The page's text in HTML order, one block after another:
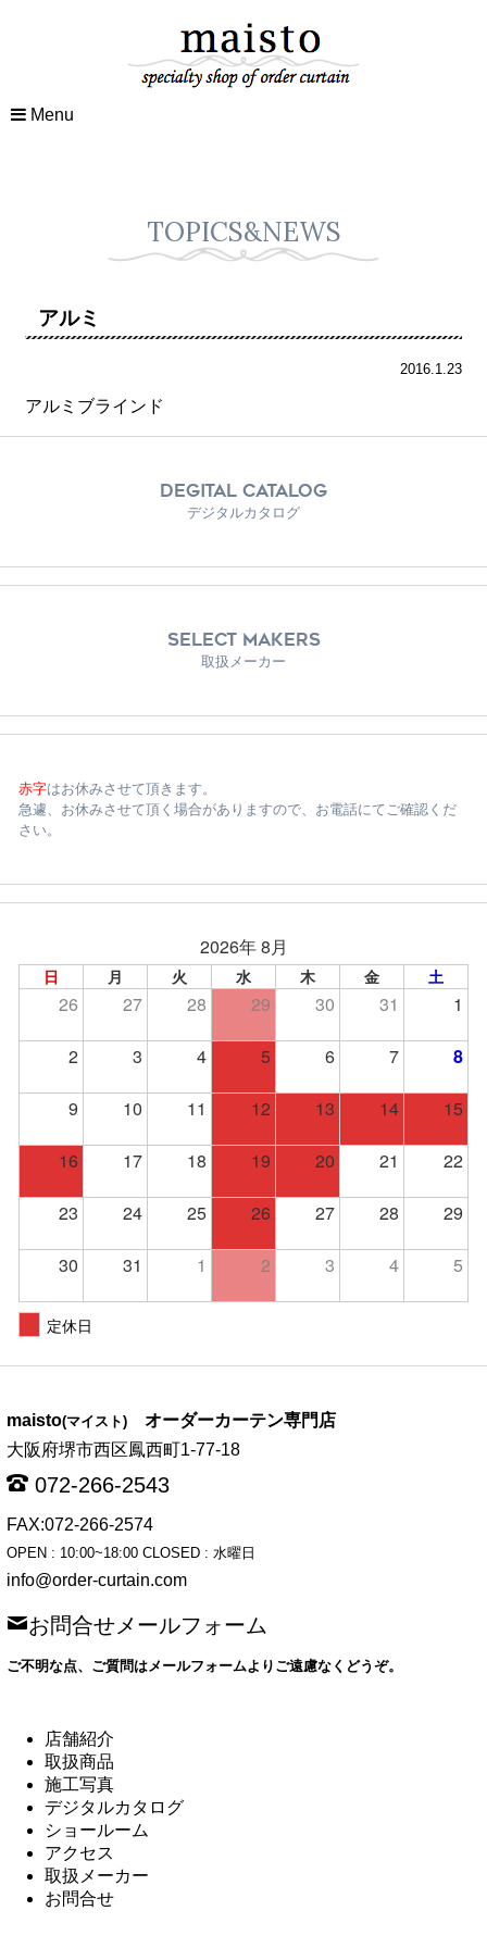
Menu
TOPICS&NEWS
アルミ
2016.1.23
アルミブラインド
DEGITAL CATALOG
デジタルカタログ
SELECT MAKERS
取扱メーカー
赤字はお休みさせて頂きます。
急遽、お休みさせて頂く場合がありますので、お電話にてご確認くだ
さい。
2026年 8月
日 月 火 水 木 金 土
26 27 28 29 30 31 1
2 3 4 5 6 7 8
9 10 11 12 13 14 15
16 17 18 19 20 21 22
23 24 25 26 27 28 29
30 31 1 2 3 4 5
定休日
maisto(マイスト) オーダーカーテン専門店
大阪府堺市西区鳳西町1-77-18
072-266-2543
FAX:072-266-2574
OPEN : 10:00~18:00 CLOSED : 水曜日
info@order-curtain.com
お問合せメールフォーム
ご不明な点、ご質問はメールフォームよりご遠慮なくどうぞ。
店舗紹介
取扱商品
施工写真
デジタルカタログ
ショールーム
アクセス
取扱メーカー
お問合せ